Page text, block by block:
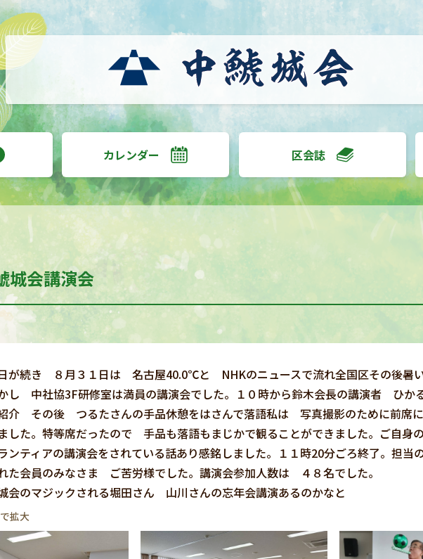
カレンダー 区会誌
城会講演会
が続き ８月３１日は 名古屋40.0℃と NHKのニュースで流れ全国区その後暑
し 中社協3F研修室は満員の講演会でした。１０時から鈴木会長の講演者 ひか
介 その後 つるたさんの手品休憩をはさんで落語私は 写真撮影のために前席
した。特等席だったので 手品も落語もまじかで観ることができました。ご自
ンティアの講演会をされている話あり感銘しました。１１時20分ごろ終了。担当
た会員のみなさま ご苦労様でした。講演会参加人数は ４８名でした。
のマジックされる堀田さん 山川さんの忘年会講演あるのかなと
拡大